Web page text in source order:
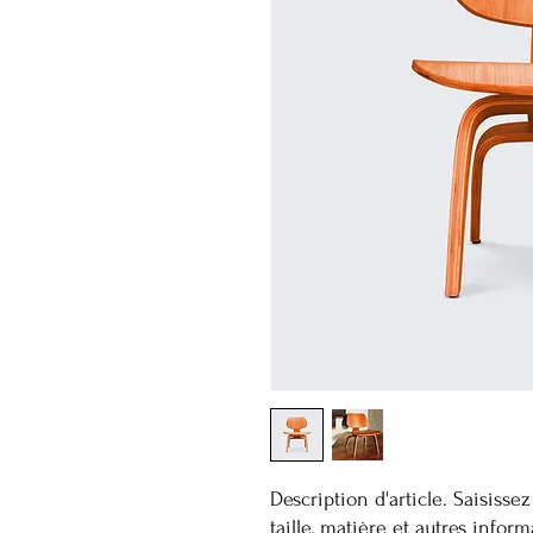
Description d'article.
taille, matière et autres